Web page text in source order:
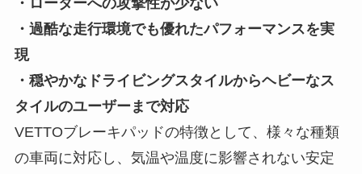
・ローターへの攻撃性が少ない
・過酷な走行環境でも優れたパフォーマンスを実
現
・穏やかなドライビングスタイルからヘビーなス
タイルのユーザーまで対応
VETTOブレーキパッドの特徴として、様々な種類
の車両に対応し、気温や温度に影響されない安定